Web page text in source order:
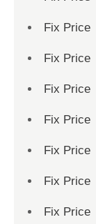
Fix Price
Fix Price
Fix Price
Fix Price
Fix Price
Fix Price
Fix Price